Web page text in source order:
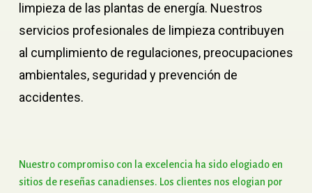
limpieza de las plantas de energía. Nuestros
servicios profesionales de limpieza contribuyen
al cumplimiento de regulaciones, preocupaciones
ambientales, seguridad y prevención de
accidentes.
Nuestro compromiso con la excelencia hasido elogiado en
sitios de reseñas canadienses. Los clientes nos elogian por